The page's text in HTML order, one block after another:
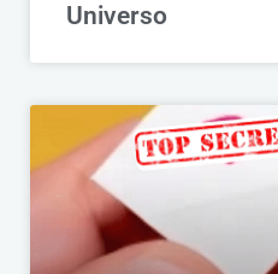
Universo